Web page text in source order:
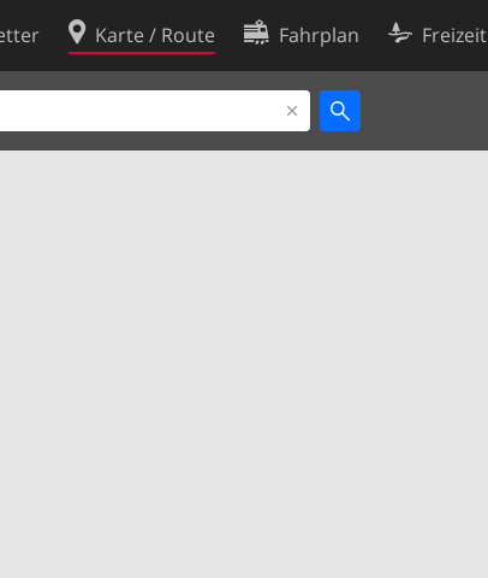
Karte / Route Fahrplan Freizeit
Cookie-Richtlinie
Cookie-Einstellungen